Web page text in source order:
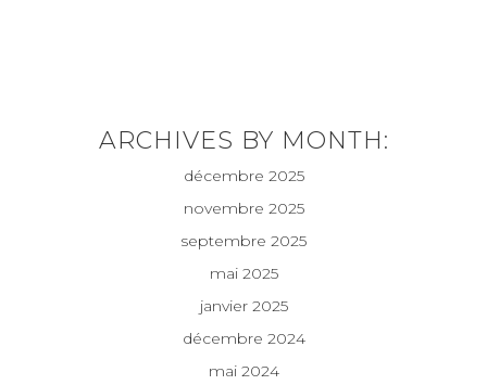
ARCHIVES BY MONTH:
décembre 2025
novembre 2025
septembre 2025
mai 2025
janvier 2025
décembre 2024
mai 2024